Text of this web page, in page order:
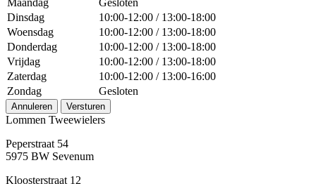
Dinsdag
10:00-12:00 / 13:00-18:00
Woensdag
10:00-12:00 / 13:00-18:00
Donderdag
10:00-12:00 / 13:00-18:00
Vrijdag
10:00-12:00 / 13:00-18:00
Zaterdag
10:00-12:00 / 13:00-16:00
Zondag
Gesloten
Annuleren Versturen
Lommen Tweewielers
Peperstraat 54
5975 BW Sevenum
Kloosterstraat 12